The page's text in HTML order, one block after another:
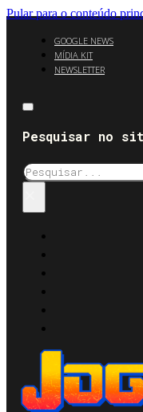
Pular para o conteúdo
GOOGLE NEWS
MÍDIA KIT
NEWSLETTER
Pesquisar no
Pesquisar